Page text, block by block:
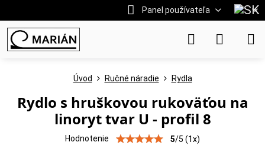
Panel používateľa
Úvod Ručné náradie Rydla
Rydlo s hruškovou rukoväťou na
linoryt tvar U - profil 8
Hodnotenie 5/5 (1x)